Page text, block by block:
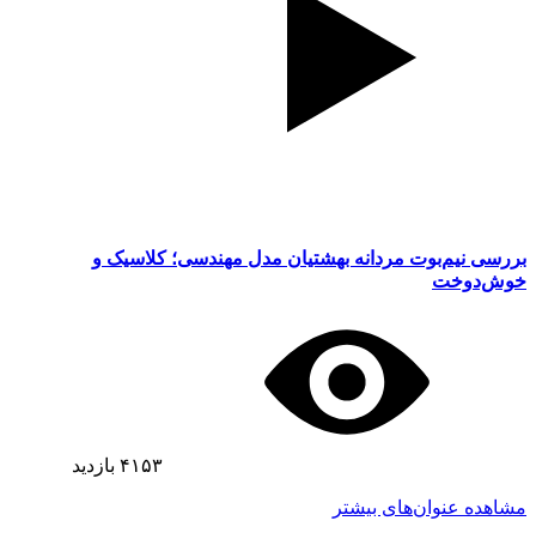
بررسی نیم‌بوت مردانه بهشتیان مدل مهندسی؛ کلاسیک و
خوش‌دوخت
۴۱۵۳ بازدید
مشاهده عنوان‌های بیشتر